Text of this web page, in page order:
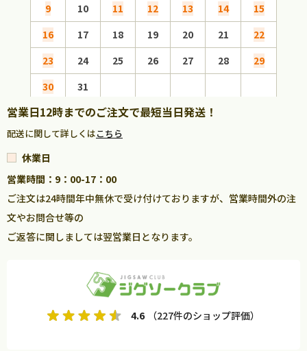
9
10 11 12 13 14
15
16
17 18 19 20 21
22
23
24 25 26 27 28
29
30
31
営業日12時までのご注文で最短当日発送！
配送に関して詳しくはこちら
休業日
営業時間：9：00-17：00
ご注文は24時間年中無休で受け付けておりますが、営業時間外の注
文やお問合せ等の
ご返答に関しましては翌営業日となります。
4.6 （227件のショップ評価）